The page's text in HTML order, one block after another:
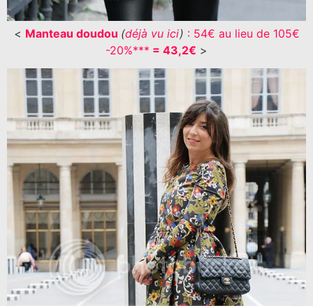
< Manteau doudou (déjà vu ici) : 54€ au lieu de 105€
-20%*** = 43,2€ >